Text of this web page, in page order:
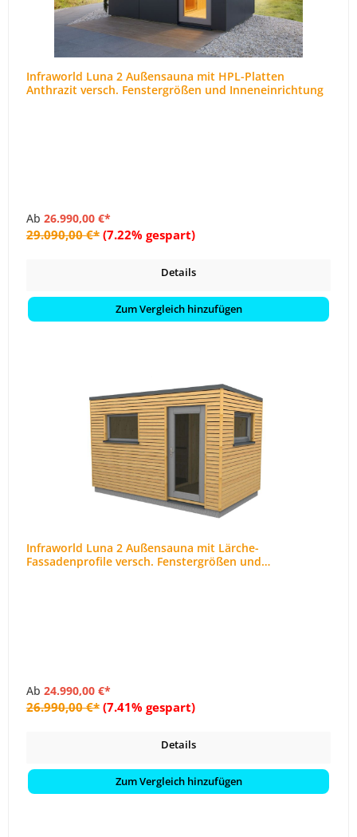
Infraworld Luna 2 Außensauna mit HPL-Platten
Anthrazit versch. Fenstergrößen und Inneneinrichtung
Ab 26.990,00 €*
29.090,00 €* (7.22% gespart)
Details
Zum Vergleich hinzufügen
Infraworld Luna 2 Außensauna mit Lärche-
Fassadenprofile versch. Fenstergrößen und
Ab 24.990,00 €*
26.990,00 €* (7.41% gespart)
Details
Zum Vergleich hinzufügen